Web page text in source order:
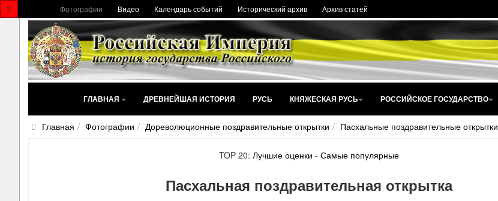
Фотографии Видео Календарь событий Исторический архив Архив статей
ГЛАВНАЯ ДРЕВНЕЙШАЯ ИСТОРИЯ РУСЬ КНЯЖЕСКАЯ РУСЬ РОССИЙСКОЕ ГОСУДАРСТВО
Главная Фотографии Дореволюционные поздравительные открытки Пасхальные поздравительные открытки
TOP 20:Лучшие оценки -Самые популярные
Пасхальная поздравительная открытка